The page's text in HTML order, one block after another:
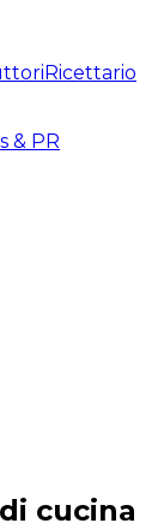
Ricettario
& PR
cucina